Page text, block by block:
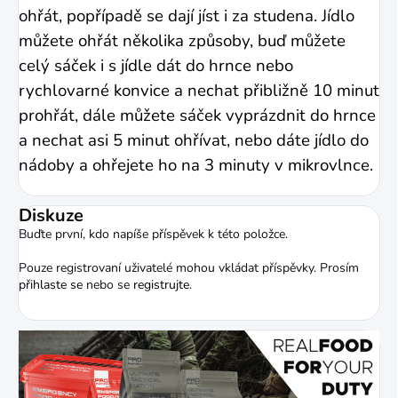
ohřát, popřípadě se dají jíst i za studena. Jídlo
můžete ohřát několika způsoby, buď můžete
celý sáček i s jídle dát do hrnce nebo
rychlovarné konvice a nechat přibližně 10 minut
prohřát, dále můžete sáček vyprázdnit do hrnce
a nechat asi 5 minut ohřívat, nebo dáte jídlo do
nádoby a ohřejete ho na 3 minuty v mikrovlnce.
Diskuze
Buďte první, kdo napíše příspěvek k této položce.
Pouze registrovaní uživatelé mohou vkládat příspěvky. Prosím
přihlaste se nebo se registrujte.